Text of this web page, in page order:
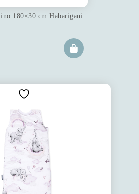
180×30 cm Habarigani